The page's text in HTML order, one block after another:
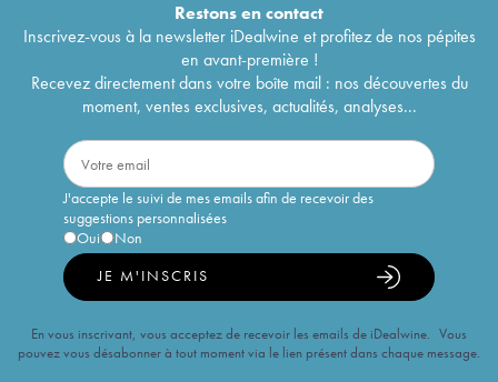
Restons encontact
Inscrivez-vous à la newsletter iDealwine et profitez de nos pépites
en avant-première !
Recevez directement dans votre boîte mail : nos découvertes du
moment, ventes exclusives, actualités, analyses...
J'accepte le suivi de mes emails afin de recevoir des
suggestions personnalisées
Oui
Non
JE M'INSCRIS
En vous inscrivant, vous acceptez de recevoir les emails de iDealwine. Vous
pouvez vous désabonner à tout moment via le lien présent dans chaque message.